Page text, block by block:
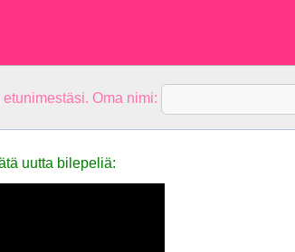
Oma nimi:
uutta bilepeliä: